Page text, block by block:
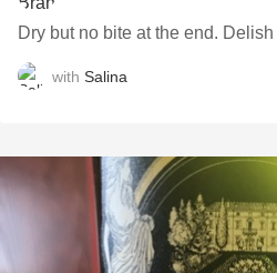
Dry but no bite at the end. Delish
with Salina